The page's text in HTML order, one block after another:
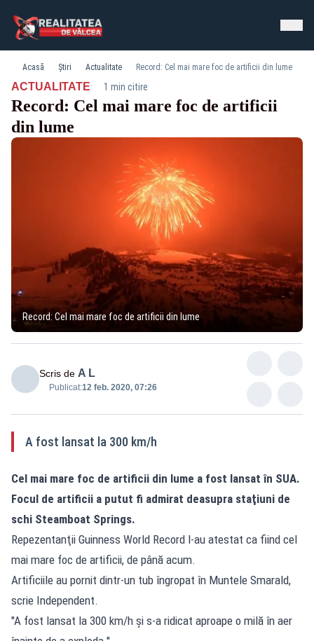
Acasă Știri Actualitate Record: Cel mai mare foc de artificii din lume
ACTUALITATE· 1 min citire
Record: Cel mai mare foc de artificii
din lume
Record: Cel mai mare foc de artificii din lume
Scris de A L
Publicat:12 feb. 2020, 07:26
A fost lansat la 300 km/h
Cel mai mare foc de artificii din lume a fost lansat în SUA.
Focul de artificii a putut fi admirat deasupra staţiuni de
schi Steamboat Springs.
Repezentanţii Guinness World Record l-au atestat ca fiind cel
mai mare foc de artificii, de până acum.
Artificiile au pornit dintr-un tub îngropat în Muntele Smarald,
scrie Independent.
"A fost lansat la 300 km/h și s-a ridicat aproape o milă în aer